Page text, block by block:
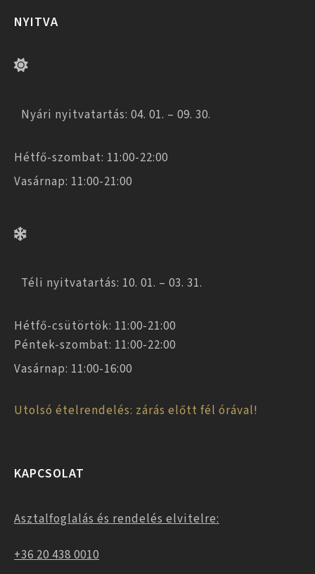
NYITVA
Nyári nyitvatartás: 04. 01. – 09. 30.
Hétfő-szombat: 11:00-22:00
Vasárnap: 11:00-21:00
Téli nyitvatartás: 10. 01. – 03. 31.
Hétfő-csütörtök: 11:00-21:00
Péntek-szombat: 11:00-22:00
Vasárnap: 11:00-16:00
Utolsó ételrendelés: zárás előtt fél órával!
KAPCSOLAT
Asztalfoglalás és rendelés elvitelre:
+36 20 438 0010